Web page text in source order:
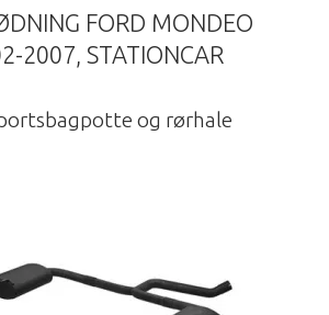
FORD MONDEO
2007, STATIONCAR
og rørhale